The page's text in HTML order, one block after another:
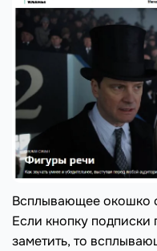
Всплывающее окошко
Если кнопку подписки
заметить, то